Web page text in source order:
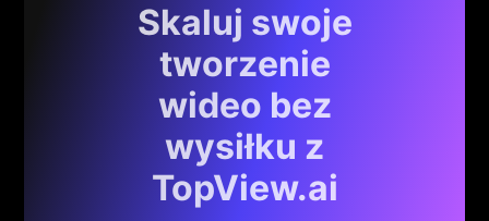
Skaluj swoje
tworzenie
wideo bez
wysiłku z
TopView.ai